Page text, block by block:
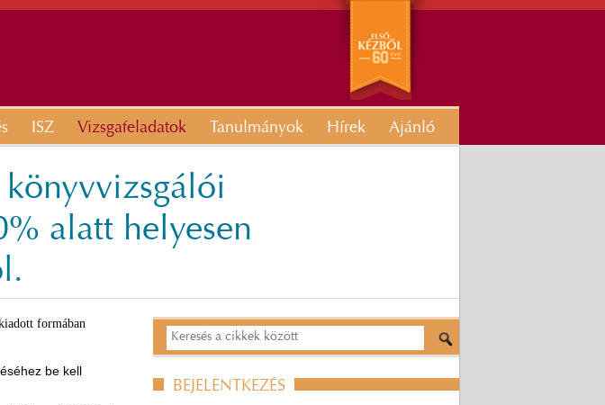
ISZ Vizsgafeladatok Tanulmányok Hírek Ajánló
alatt helyesen
formában
be kell
BEJELENTKEZÉS